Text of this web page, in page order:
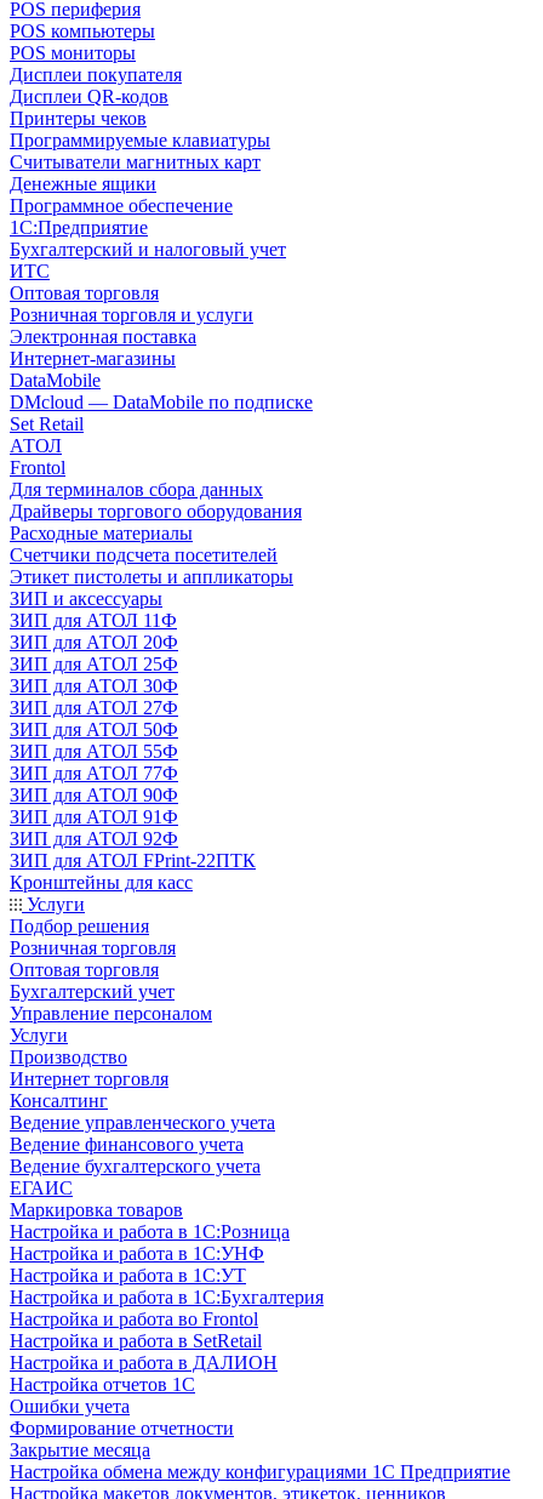
POS периферия
POS компьютеры
POS мониторы
Дисплеи покупателя
Дисплеи QR-кодов
Принтеры чеков
Программируемые клавиатуры
Считыватели магнитных карт
Денежные ящики
Программное обеспечение
1С:Предприятие
Бухгалтерский и налоговый учет
ИТС
Оптовая торговля
Розничная торговля и услуги
Электронная поставка
Интернет-магазины
DataMobile
DMcloud — DataMobile по подписке
Set Retail
АТОЛ
Frontol
Для терминалов сбора данных
Драйверы торгового оборудования
Расходные материалы
Счетчики подсчета посетителей
Этикет пистолеты и аппликаторы
ЗИП и аксессуары
ЗИП для АТОЛ 11Ф
ЗИП для АТОЛ 20Ф
ЗИП для АТОЛ 25Ф
ЗИП для АТОЛ 30Ф
ЗИП для АТОЛ 27Ф
ЗИП для АТОЛ 50Ф
ЗИП для АТОЛ 55Ф
ЗИП для АТОЛ 77Ф
ЗИП для АТОЛ 90Ф
ЗИП для АТОЛ 91Ф
ЗИП для АТОЛ 92Ф
ЗИП для АТОЛ FPrint-22ПТК
Кронштейны для касс
Услуги
Подбор решения
Розничная торговля
Оптовая торговля
Бухгалтерский учет
Управление персоналом
Услуги
Производство
Интернет торговля
Консалтинг
Ведение управленческого учета
Ведение финансового учета
Ведение бухгалтерского учета
ЕГАИС
Маркировка товаров
Настройка и работа в 1С:Розница
Настройка и работа в 1С:УНФ
Настройка и работа в 1С:УТ
Настройка и работа в 1С:Бухгалтерия
Настройка и работа во Frontol
Настройка и работа в SetRetail
Настройка и работа в ДАЛИОН
Настройка отчетов 1С
Ошибки учета
Формирование отчетности
Закрытие месяца
Настройка обмена между конфигурациями 1С Предприятие
Настройка макетов документов, этикеток, ценников